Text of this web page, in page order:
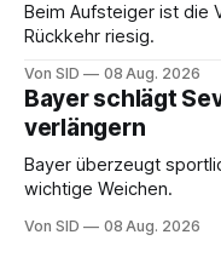
Beim Aufsteiger ist die
Rückkehr riesig.
Von SID 08 Aug. 2026
Bayer schlägt
verlängern
Bayer überzeugt
wichtige Weichen.
Von SID 08 Aug. 2026